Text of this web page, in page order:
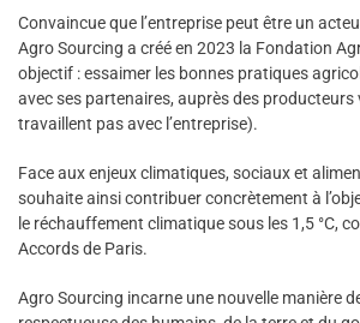
Convaincue que l’entreprise peut être un
Agro Sourcing a créé en 2023 la Fondation
objectif : essaimer les bonnes pratiques
avec ses partenaires, auprès des producteurs
travaillent pas avec l’entreprise).
Face aux enjeux climatiques, sociaux et
souhaite ainsi contribuer concrètement à
le réchauffement climatique sous les 1,5 °C,
Accords de Paris.
Agro Sourcing incarne une nouvelle manière